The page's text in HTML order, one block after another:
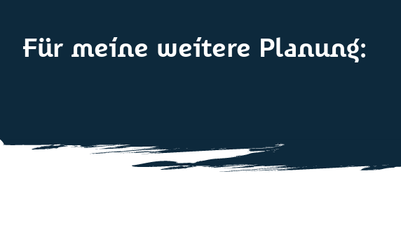
Für meine weitere Planung: